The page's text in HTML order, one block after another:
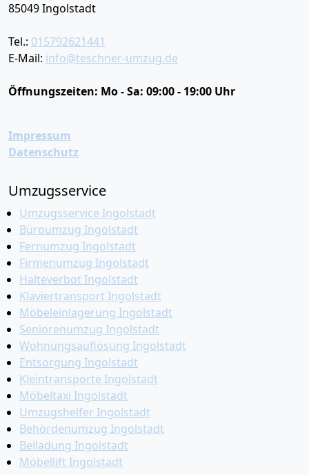
85049Ingolstadt
Tel.: 015792621441
E-Mail: info@teschner-umzug.de
Öffnungszeiten: Mo - Sa: 09:00 - 19:00 Uhr
Impressum
Datenschutz
Umzugsservice
Umzugsservice Ingolstadt
Büroumzug Ingolstadt
Fernumzug Ingolstadt
Firmenumzug Ingolstadt
Halteverbot Ingolstadt
Klaviertransport Ingolstadt
Möbeleinlagerung Ingolstadt
Seniorenumzug Ingolstadt
Wohnungsauflösung Ingolstadt
Entsorgung Ingolstadt
Kleintransporte Ingolstadt
Möbeltaxi Ingolstadt
Umzugshelfer Ingolstadt
Behördenumzug Ingolstadt
Beiladung Ingolstadt
Möbellift Ingolstadt